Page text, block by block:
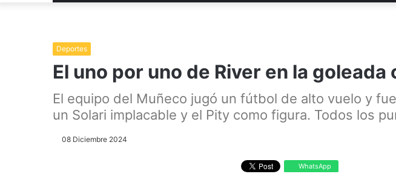
Deportes
El uno por uno de River en la
El equipo del Muñeco jugó un fútbol de alto vuelo y
un Solari implacable y el Pity como figura. Todos los
08 Diciembre 2024
WhatsApp